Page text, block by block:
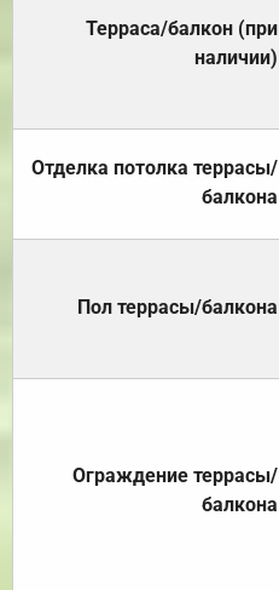
Терраса/балкон (при
наличии)
Отделка потолка террасы/
балкона
Пол террасы/балкона
Ограждение террасы/
балкона